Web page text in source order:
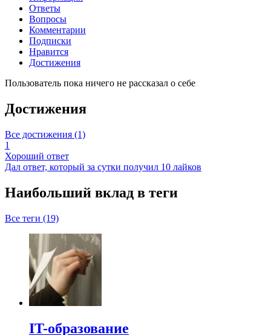
Ответы
Вопросы
Комментарии
Подписки
Нравится
Достижения
Пользователь пока ничего не рассказал о себе
Достижения
Все достижения (1)
1
Хороший ответ
Дал ответ, который за сутки получил 10 лайков
Наибольший вклад в теги
Все теги (19)
IT-образование